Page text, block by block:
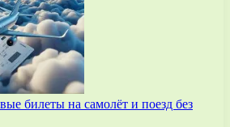
билеты на самолёт и поезд без